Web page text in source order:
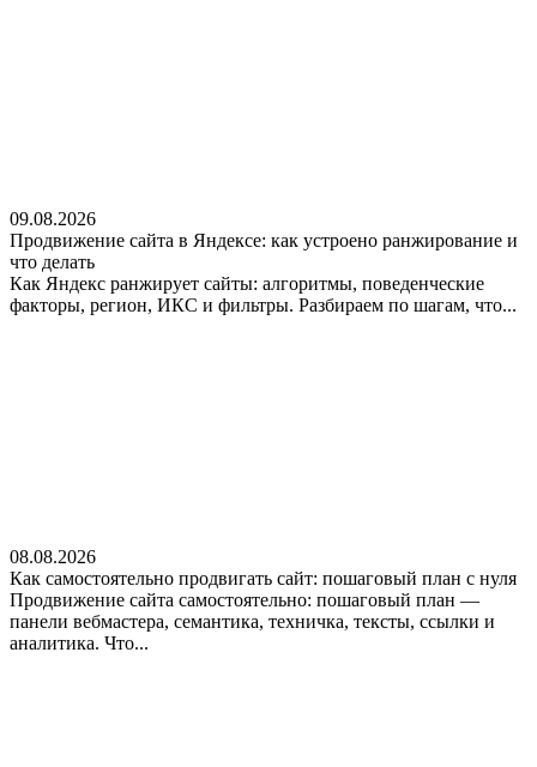
09.08.2026
Продвижение сайта в Яндексе: как устроено ранжирование и
что делать
Как Яндекс ранжирует сайты: алгоритмы, поведенческие
факторы, регион, ИКС и фильтры. Разбираем по шагам, что...
08.08.2026
Как самостоятельно продвигать сайт: пошаговый план с нуля
Продвижение сайта самостоятельно: пошаговый план —
панели вебмастера, семантика, техничка, тексты, ссылки и
аналитика. Что...